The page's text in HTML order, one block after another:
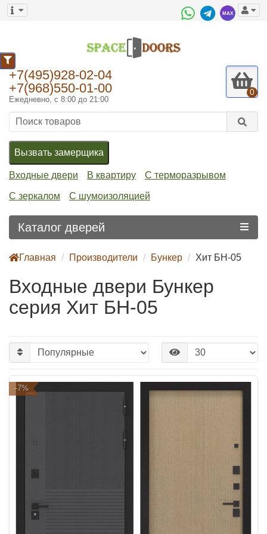
+7(495)928-02-04
+7(968)550-01-00
Ежедневно, с 8:00 до 21:00
0
Вызвать замерщика
Входные двери В квартиру С терморазрывом
С зеркалом С шумоизоляцией
Каталог дверей
Главная Производители Бункер Хит БН-05
Входные двери Бункер
серия Хит БН-05
-7%